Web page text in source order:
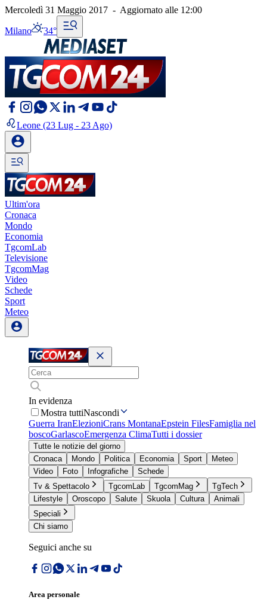
Mercoledì 31 Maggio 2017 - Aggiornato alle 12:00
Milano 34°
Leone (23 Lug - 23 Ago)
Ultim'ora
Cronaca
Mondo
Economia
TgcomLab
Televisione
TgcomMag
Video
Schede
Sport
Meteo
In evidenza
Mostra tuttiNascondi
Guerra IranElezioniCrans MontanaEpstein FilesFamiglia nel
boscoGarlascoEmergenza ClimaTutti i dossier
Tutte le notizie del giorno
Cronaca
Mondo Politica Economia Sport
Meteo
Video
Foto Infografiche
Schede
Tv & Spettacolo
TgcomLab TgcomMag
TgTech
Lifestyle
Oroscopo Salute Skuola Cultura
Animali
Speciali
Chi siamo
Seguici anche su
Area personale